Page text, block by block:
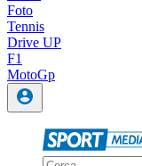
Foto
Tennis
Drive UP
F1
MotoGp